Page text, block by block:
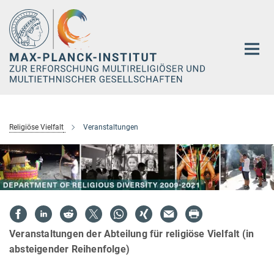
Hauptinhalt
Religiöse Vielfalt Veranstaltungen
Veranstaltungen der Abteilung für religiöse Vielfalt (in
absteigender Reihenfolge)